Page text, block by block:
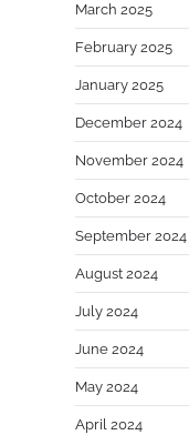
March 2025
February 2025
January 2025
December 2024
November 2024
October 2024
September 2024
August 2024
July 2024
June 2024
May 2024
April 2024